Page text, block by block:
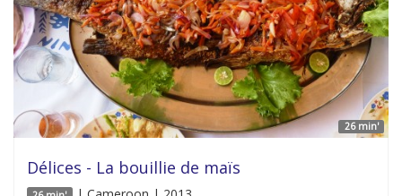
26 min'
Délices - La bouillie de maïs